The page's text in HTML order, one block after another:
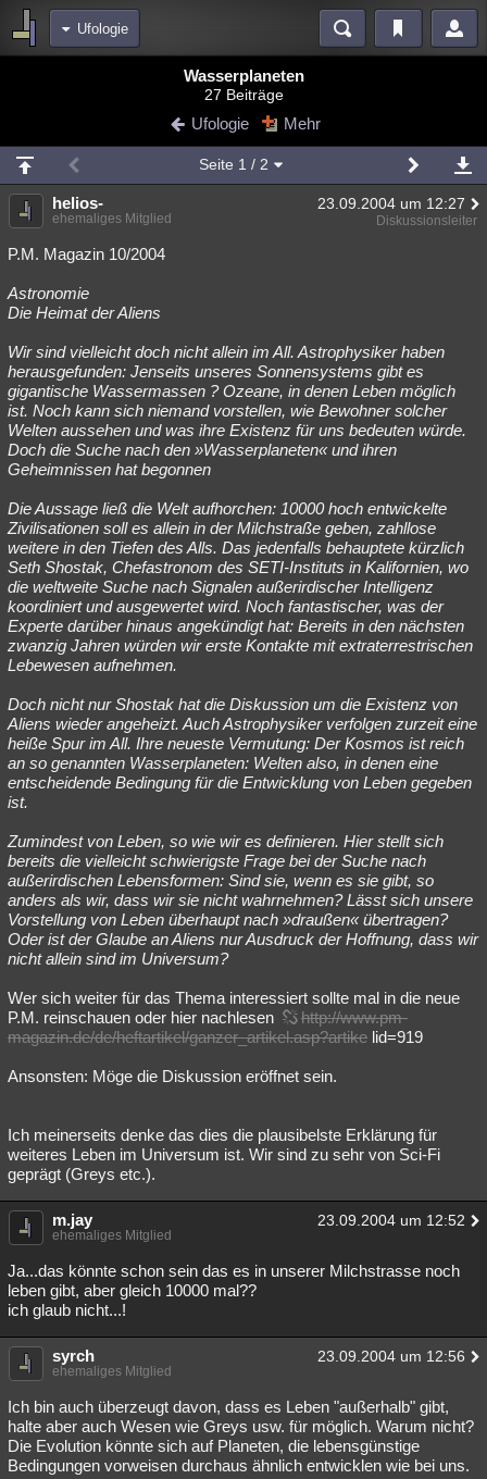
Ufologie
Blogs
Chat Wiki Neuigkeiten
meine Rubriken
Menschen Mystery Kriminalfälle
Spiritualität Verschwörungen
Natur Umfragen
Philosophie Träume Orte Esoterik Literatur
Astronomie Helpdesk Gruppen Gaming Filme
Musik Clash Verbesserungen Allmystery English
Übersichten
Besucht Teilgenommen Alle Neue Geschlossen
Lesenswert Schlüsselwörter
Wasserplaneten
27 Beiträge
Ufologie Mehr
Seite 1 / 2
helios- 23.09.2004 um 12:27
ehemaliges Mitglied Diskussionsleiter
P.M. Magazin 10/2004
Astronomie
Die Heimat der Aliens
Wir sind vielleicht doch nicht allein im All. Astrophysiker haben
herausgefunden: Jenseits unseres Sonnensystems gibt es
gigantische Wassermassen ? Ozeane, in denen Leben möglich
ist. Noch kann sich niemand vorstellen, wie Bewohner solcher
Welten aussehen und was ihre Existenz für uns bedeuten würde.
Doch die Suche nach den »Wasserplaneten« und ihren
Geheimnissen hat begonnen
Die Aussage ließ die Welt aufhorchen: 10000 hoch entwickelte
Zivilisationen soll es allein in der Milchstraße geben, zahllose
weitere in den Tiefen des Alls. Das jedenfalls behauptete kürzlich
Seth Shostak, Chefastronom des SETI-Instituts in Kalifornien, wo
die weltweite Suche nach Signalen außerirdischer Intelligenz
koordiniert und ausgewertet wird. Noch fantastischer, was der
Experte darüber hinaus angekündigt hat: Bereits in den nächsten
zwanzig Jahren würden wir erste Kontakte mit extraterrestrischen
Lebewesen aufnehmen.
Doch nicht nur Shostak hat die Diskussion um die Existenz von
Aliens wieder angeheizt. Auch Astrophysiker verfolgen zurzeit eine
heiße Spur im All. Ihre neueste Vermutung: Der Kosmos ist reich
an so genannten Wasserplaneten: Welten also, in denen eine
entscheidende Bedingung für die Entwicklung von Leben gegeben
ist.
Zumindest von Leben, so wie wir es definieren. Hier stellt sich
bereits die vielleicht schwierigste Frage bei der Suche nach
außerirdischen Lebensformen: Sind sie, wenn es sie gibt, so
anders als wir, dass wir sie nicht wahrnehmen? Lässt sich unsere
Vorstellung von Leben überhaupt nach »draußen« übertragen?
Oder ist der Glaube an Aliens nur Ausdruck der Hoffnung, dass wir
nicht allein sind im Universum?
Wer sich weiter für das Thema interessiert sollte mal in die neue
P.M. reinschauen oder hier nachlesen
http://www.pm-
magazin.de/de/heftartikel/ganzer_artikel.asp?artike lid=919
Ansonsten: Möge die Diskussion eröffnet sein.
Ich meinerseits denke das dies die plausibelste Erklärung für
weiteres Leben im Universum ist. Wir sind zu sehr von Sci-Fi
geprägt (Greys etc.).
m.jay 23.09.2004 um 12:52
ehemaliges Mitglied
Ja...das könnte schon sein das es in unserer Milchstrasse noch
leben gibt, aber gleich 10000 mal??
ich glaub nicht...!
syrch 23.09.2004 um 12:56
ehemaliges Mitglied
Ich bin auch überzeugt davon, dass es Leben "außerhalb" gibt,
halte aber auch Wesen wie Greys usw. für möglich. Warum nicht?
Die Evolution könnte sich auf Planeten, die lebensgünstige
Bedingungen vorweisen durchaus ähnlich entwicklen wie bei uns.